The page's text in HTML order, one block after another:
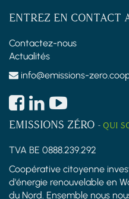
ENTREZ EN CONTACT
Contactez-nous
Actualités
info@emissions-
EMISSIONS ZÉRO - QUI
TVA BE 0888.239.292
Coopérative citoyenne
d'énergie renouvelable en
du Nord. Ensemble nous